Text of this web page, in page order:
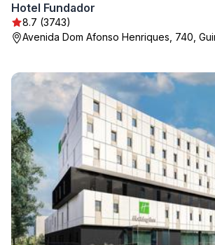
Hotel Fundador
8.7 (3743)
Avenida Dom Afonso Henriques, 740,